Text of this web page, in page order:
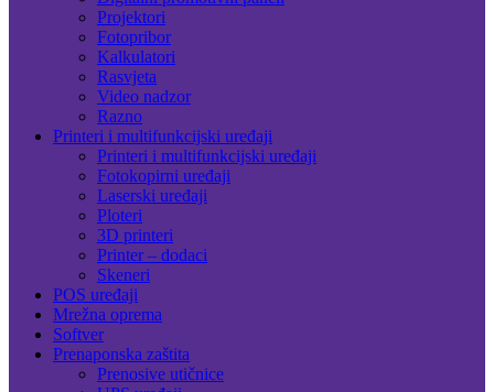
Projektori
Fotopribor
Kalkulatori
Rasvjeta
Video nadzor
Razno
Printeri i multifunkcijski uređaji
Printeri i multifunkcijski uređaji
Fotokopirni uređaji
Laserski uređaji
Ploteri
3D printeri
Printer – dodaci
Skeneri
POS uređaji
Mrežna oprema
Softver
Prenaponska zaštita
Prenosive utičnice